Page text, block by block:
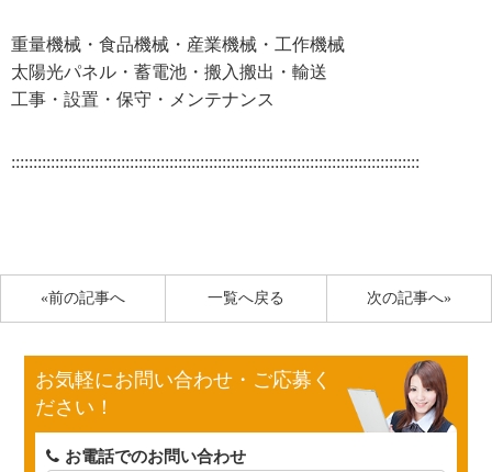
重量機械・食品機械・産業機械・工作機械
太陽光パネル・蓄電池・搬入搬出・輸送
工事・設置・保守・メンテナンス
:::::::::::::::::::::::::::::::::::::::::::::::::::::::::::::::::::::::::::::::::::::::::::::
«前の記事へ 次の記事へ»
一覧へ戻る
お気軽にお問い合わせ・ご応募く
ださい！
お電話でのお問い合わせ